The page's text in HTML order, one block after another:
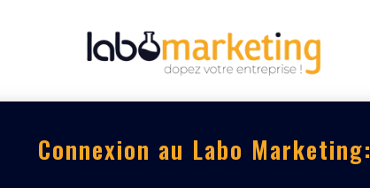
Connexion au Labo Marketing: